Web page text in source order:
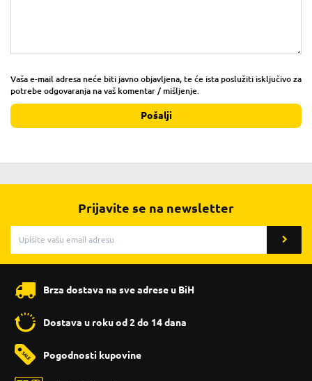
Vaša e-mail adresa neće biti javno objavljena, te će ista poslužiti isključivo za
potrebe odgovaranja na vaš komentar / mišljenje.
Pošalji
Prijavite se na newsletter
Brza dostava na sve adrese u BiH
Dostava u roku od 2 do 14 dana
Pogodnosti kupovine